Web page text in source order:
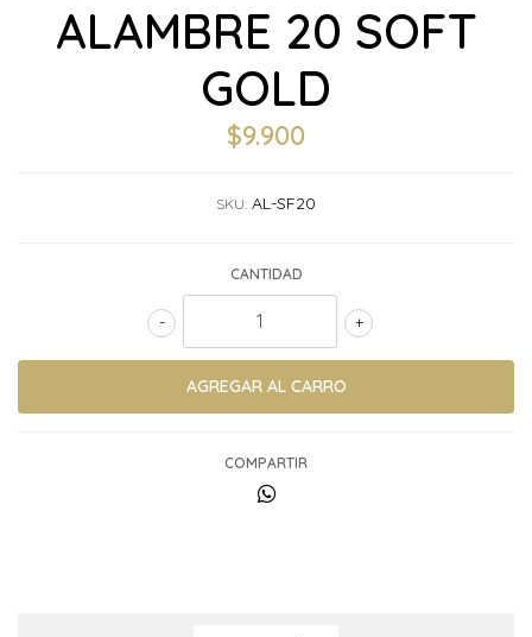
ALAMBRE 20 SOFT
GOLD
$9.900
SKU: AL-SF20
CANTIDAD
+
-
COMPARTIR